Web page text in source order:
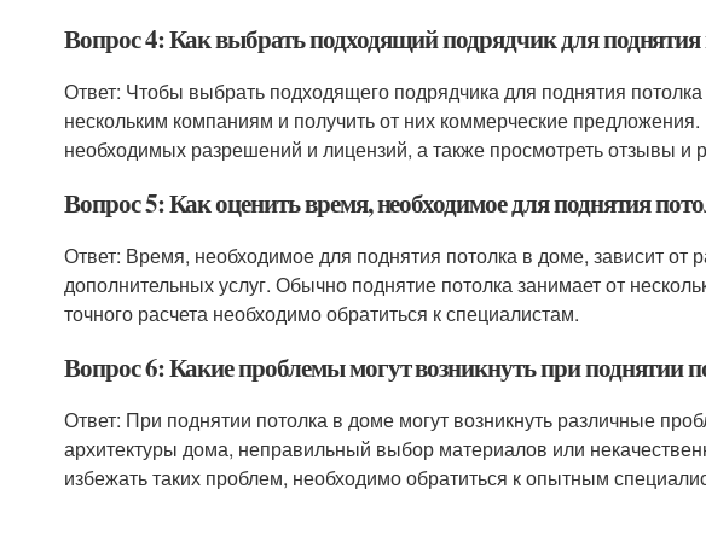
Вопрос 4: Как выбрать подходящий подрядчик для поднятия
Ответ: Чтобы выбрать подходящего подрядчика для поднятия
нескольким компаниям и получить от них коммерческие
необходимых разрешений и лицензий, а также просмотреть отзывы и
Вопрос 5: Как оценить время, необходимое для поднятия
Ответ: Время, необходимое для поднятия потолка в доме, зависит от
дополнительных услуг. Обычно поднятие потолка занимает от
точного расчета необходимо обратиться к специалистам.
Вопрос 6: Какие проблемы могут возникнуть при поднятии
Ответ: При поднятии потолка в доме могут возникнуть различные
архитектуры дома, неправильный выбор материалов или
избежать таких проблем, необходимо обратиться к опытным